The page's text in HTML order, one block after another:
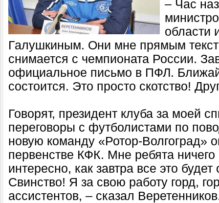
– Час
области
Галушкиным. Они мне прямым
снимается с чемпионата России.
официальное письмо в ПФЛ.
состоится. Это просто скотство!
Говорят, президент клуба за моей
переговоры с футболистами по
новую команду «Ротор-Волгоград»
первенстве КФК. Мне ребята
интересно, как завтра все это
Свинство! Я за свою работу горд,
ассистентов, – сказал